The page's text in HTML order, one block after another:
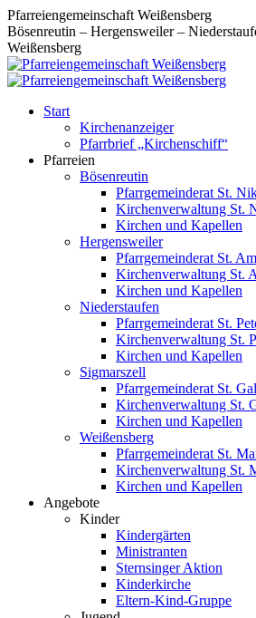
Zum
Inhalt
springen
Pfarreiengemeinschaft Weißensberg
Bösenreutin – Hergensweiler –
Weißensberg
Start
Kirchenanzeiger
Pfarrbrief „Kirchenschiff“
Pfarreien
Bösenreutin
Pfarrgemeinderat St.
Kirchenverwaltung St.
Kirchen und Kapellen
Hergensweiler
Pfarrgemeinderat St.
Kirchenverwaltung St.
Kirchen und Kapellen
Niederstaufen
Pfarrgemeinderat St.
Kirchenverwaltung St.
Kirchen und Kapellen
Sigmarszell
Pfarrgemeinderat St.
Kirchenverwaltung St.
Kirchen und Kapellen
Weißensberg
Pfarrgemeinderat St.
Kirchenverwaltung St.
Kirchen und Kapellen
Angebote
Kinder
Kindergärten
Ministranten
Sternsinger Aktion
Kinderkirche
Eltern-Kind-Gruppe